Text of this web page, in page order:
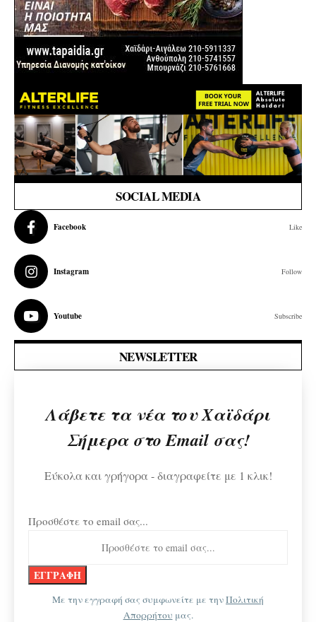
SOCIAL MEDIA
Facebook Like
Instagram Follow
Youtube Subscribe
NEWSLETTER
Λάβετε τα νέα του Χαϊδάρι
Σήμερα στο Email σας!
Εύκολα και γρήγορα - διαγραφείτε με 1 κλικ!
Προσθέστε το email σας...
Με την εγγραφή σας συμφωνείτε με τηνΠολιτική
Απορρήτου μας.